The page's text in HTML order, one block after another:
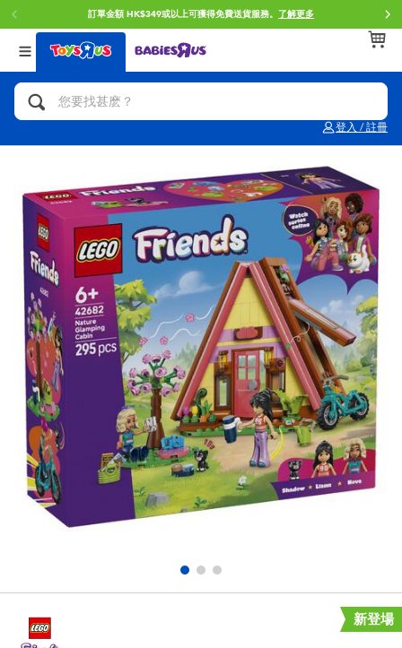
訂單金額 HK$349或以上可獲得免費送貨服務。 了解更多
登入 / 註冊
返回
分類目錄
人氣英雄,角色扮演,射擊玩具
拼砌組合及樂高LEGO
玩具車,貨車,火車及遙控系列
手工藝,文具,蠟筆,泥膠,畫板
娃娃, 芭比,收藏公仔
電子玩具
遊戲及拼圖系列
益智學習玩具
返回
品牌
Brunch Brother 早午餐兄弟
Spider-Man蜘蛛俠
Mini Brands
Play-Doh培樂多
Pokemon寶可夢
LEGO樂高
LeapFrog跳跳蛙
返回
年齢
0~2歳
5~7歳
8~11歳
12~14歳
14歳以上
新登場